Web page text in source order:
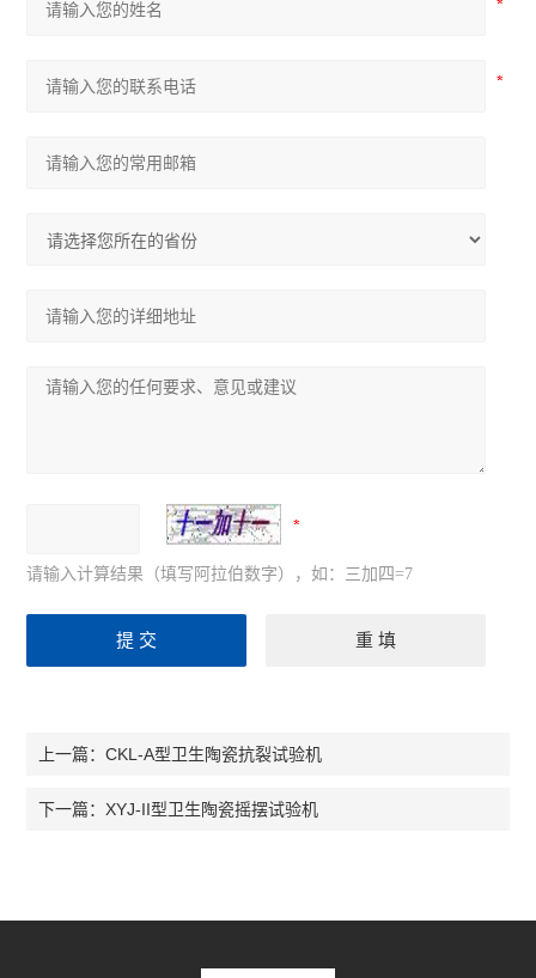
请输入计算结果（填写阿拉伯数字），如：三加四=7
上一篇：CKL-A型卫生陶瓷抗裂试验机
下一篇：XYJ-II型卫生陶瓷摇摆试验机